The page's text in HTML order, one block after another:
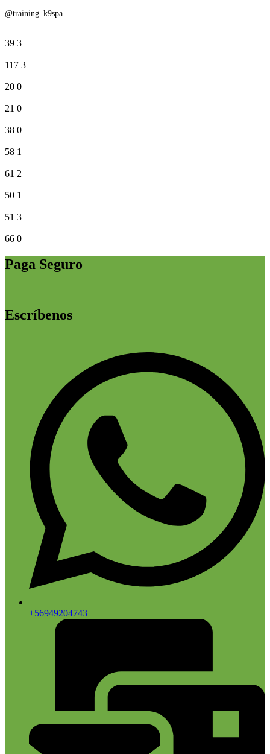
@training_k9spa
39 3
117 3
20 0
21 0
38 0
58 1
61 2
50 1
51 3
66 0
Paga Seguro
Escríbenos
+56949204743